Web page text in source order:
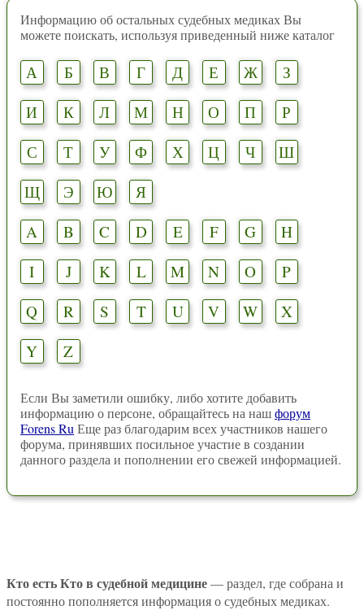
Информацию об остальных судебных медиках Вы
можете поискать, используя приведенный ниже каталог
А Б В Г Д Е Ж
З
И
К Л М Н О П
Р
С
Т У Ф Х Ц Ч
Ш
Щ
Э Ю
Я
A
B C D E F G
H
I
J K L M N O
P
Q
R S T U V W
X
Y
Z
Если Вы заметили ошибку, либо хотите добавить
информацию о персоне, обращайтесь на нашфорум
Forens Ru Еще раз благодарим всех участников нашего
форума, принявших посильное участие в создании
данного раздела и пополнении его свежей информацией.
Кто есть Кто в судебной медицине— раздел, где собрана и
постоянно пополняется информация о судебных медиках.